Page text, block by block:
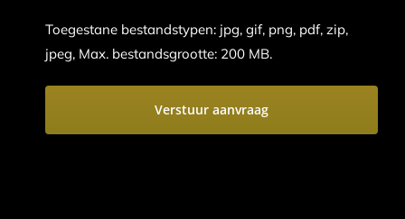
Toegestane bestandstypen: jpg, gif, png, pdf, zip,
jpeg, Max. bestandsgrootte: 200 MB.